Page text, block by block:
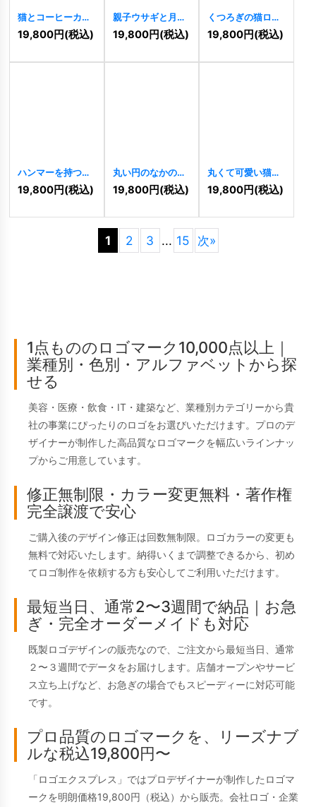
猫とコーヒーカッ
プのロゴ [11071]
19,800円(税込)
親子ウサギと月の
絆ロゴ [11072]
19,800円(税込)
くつろぎの猫ロゴ
[11055]
19,800円(税込)
ハンマーを持つう
さぎのクリエイテ
ィブロゴ
11038]
19,800円(税込)
丸い円のなかのキ
ュートな猫のロゴ
10430]
19,800円(税込)
丸くて可愛い猫の
キャラクターロゴ
10428]
19,800円(税込)
1 2 3 ... 15 次»
1点もののロゴマーク10,000点以上｜
業種別・色別・アルファベットから探
せる
美容・医療・飲食・IT・建築など、業種別カテゴリーから貴
社の事業にぴったりのロゴをお選びいただけます。プロのデ
ザイナーが制作した高品質なロゴマークを幅広いラインナッ
プからご用意しています。
修正無制限・カラー変更無料・著作権
完全譲渡で安心
ご購入後のデザイン修正は回数無制限。ロゴカラーの変更も
無料で対応いたします。納得いくまで調整できるから、初め
てロゴ制作を依頼する方も安心してご利用いただけます。
最短当日、通常2〜3週間で納品｜お急
ぎ・完全オーダーメイドも対応
既製ロゴデザインの販売なので、ご注文から最短当日、通常
２〜３週間でデータをお届けします。店舗オープンやサービ
ス立ち上げなど、お急ぎの場合でもスピーディーに対応可能
です。
プロ品質のロゴマークを、リーズナブ
ルな税込19,800円〜
「ロゴエクスプレス」ではプロデザイナーが制作したロゴマ
ークを明朗価格19,800円（税込）から販売。会社ロゴ・企業